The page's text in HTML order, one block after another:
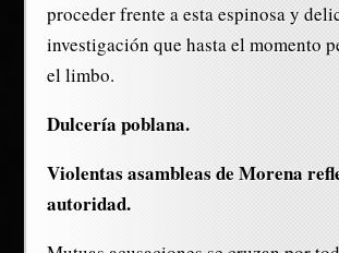
proceder frente a esta espinosa y
investigación que hasta el momento
el limbo.
Dulcería poblana.
Violentas asambleas de Morena
autoridad.